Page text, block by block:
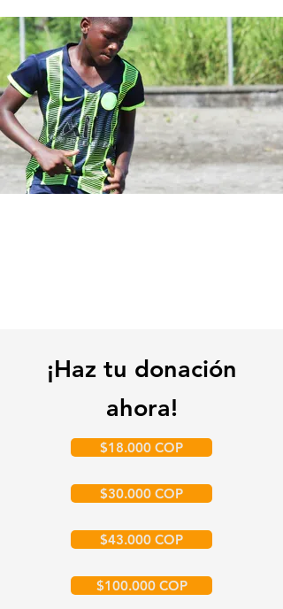
¡Haz tu donación
ahora!
$18.000 COP
$30.000 COP
$43.000 COP
$100.000 COP